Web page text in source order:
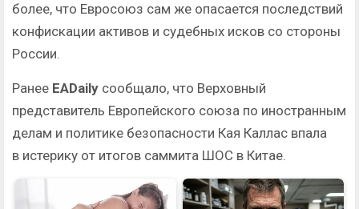
более, что Евросоюз сам же опасается последствий
конфискации активов и судебных исков со стороны
России.
Ранее EADaily сообщало, что Верховный
представитель Европейского союза по иностранным
делам и политике безопасности Кая Каллас впала
в истерику от итогов саммита ШОС в Китае.